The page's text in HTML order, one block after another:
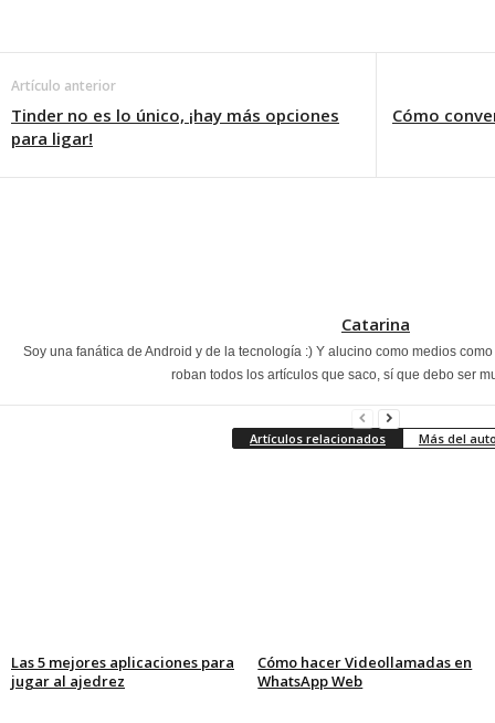
Artículo anterior
Tinder no es lo único, ¡hay más opciones
para ligar!
Cómo
Catarina
Soy una fanática de Android y de la tecnología :) Y alucino como medios
roban todos los artículos que saco, sí que debo ser
Artículos relacionados Más del
Las 5 mejores aplicaciones para
jugar al ajedrez
Cómo hacer Videollamadas en
WhatsApp Web